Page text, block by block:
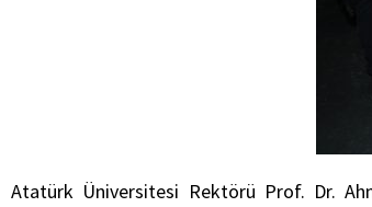
Atatürk Üniversitesi Rektörü Prof. Dr.